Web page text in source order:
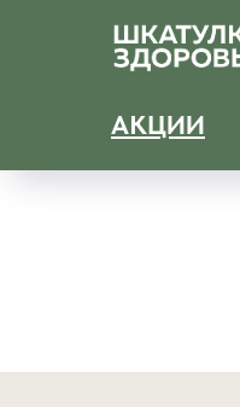
АКЦИИ